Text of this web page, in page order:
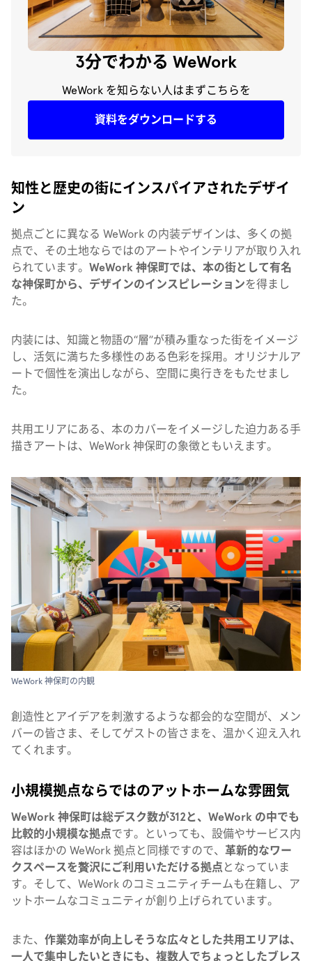
3分でわかる WeWork
WeWork を知らない人はまずこちらを
資料をダウンロードする
知性と歴史の街にインスパイアされたデザイ
ン
拠点ごとに異なる WeWork の内装デザインは、多くの拠
点で、その土地ならではのアートやインテリアが取り入れ
られています。 WeWork 神保町では、本の街として有名
な神保町から、デザインのインスピレーションを得まし
た。
内装には、知識と物語の“層”が積み重なった街をイメージ
し、活気に満ちた多様性のある色彩を採用。オリジナルア
ートで個性を演出しながら、空間に奥行きをもたせまし
た。
共用エリアにある、本のカバーをイメージした迫力ある手
描きアートは、WeWork 神保町の象徴ともいえます。
WeWork 神保町の内観
創造性とアイデアを刺激するような都会的な空間が、メン
バーの皆さま、そしてゲストの皆さまを、温かく迎え入れ
てくれます。
小規模拠点ならではのアットホームな雰囲気
WeWork 神保町は総デスク数が312と、WeWork の中でも
比較的小規模な拠点です。といっても、設備やサービス内
容はほかの WeWork 拠点と同様ですので、 革新的なワー
クスペースを贅沢にご利用いただける拠点 となっていま
す。そして、WeWork のコミュニティチームも在籍し、ア
ットホームなコミュニティが創り上げられています。
また、 作業効率が向上しそうな広々とした共用エリアは、
一人で集中したいときにも、複数人でちょっとしたブレス